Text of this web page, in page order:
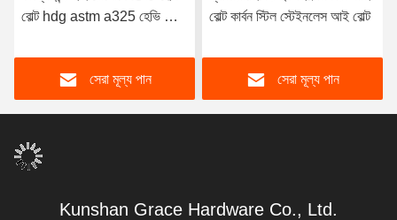
বোল্ট hdg astm a325 হেভি হেক্স
সেরা মূল্য পান
বোল্ট কার্বন স্টিল স্টেইনলেস আই বোল্ট
সেরা মূল্য পান
Kunshan Grace Hardware Co., Ltd.